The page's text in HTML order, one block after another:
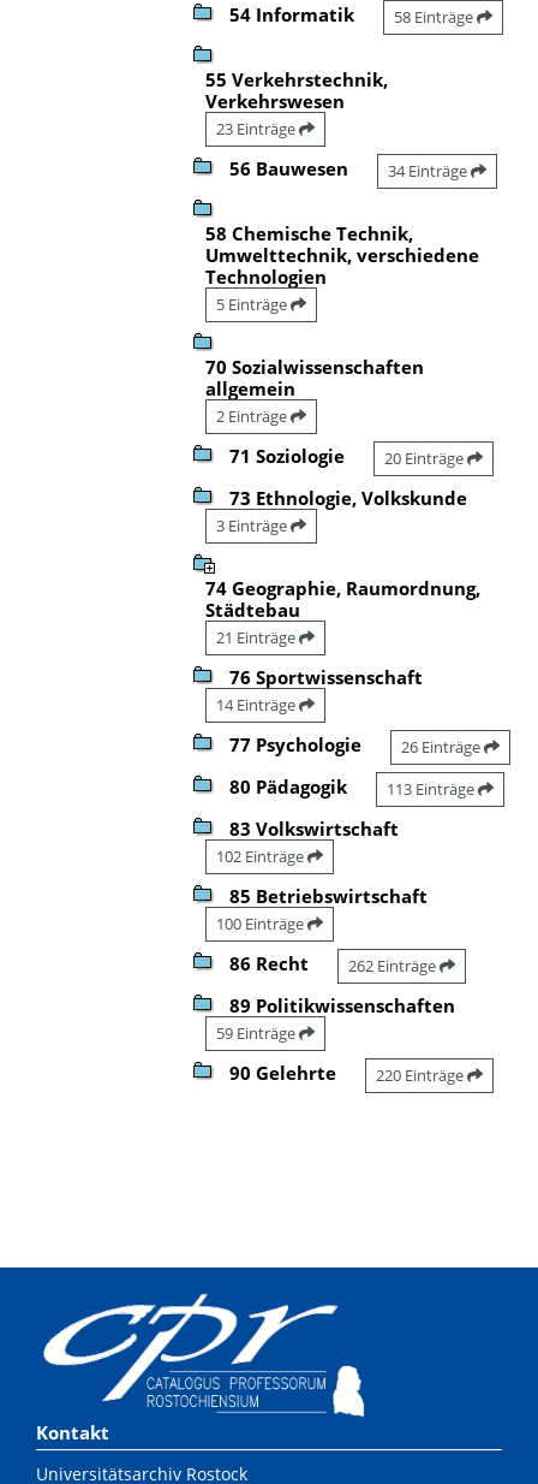
54 Informatik 58 Einträge
55 Verkehrstechnik,
Verkehrswesen
23 Einträge
56 Bauwesen 34 Einträge
58 Chemische Technik,
Umwelttechnik, verschiedene
Technologien
5 Einträge
70 Sozialwissenschaften
allgemein
2 Einträge
71 Soziologie 20 Einträge
73 Ethnologie, Volkskunde
3 Einträge
74 Geographie, Raumordnung,
Städtebau
21 Einträge
76 Sportwissenschaft
14 Einträge
77 Psychologie 26 Einträge
80 Pädagogik 113 Einträge
83 Volkswirtschaft
102 Einträge
85 Betriebswirtschaft
100 Einträge
86 Recht 262 Einträge
89 Politikwissenschaften
59 Einträge
90 Gelehrte 220 Einträge
Kontakt
Universitätsarchiv Rostock